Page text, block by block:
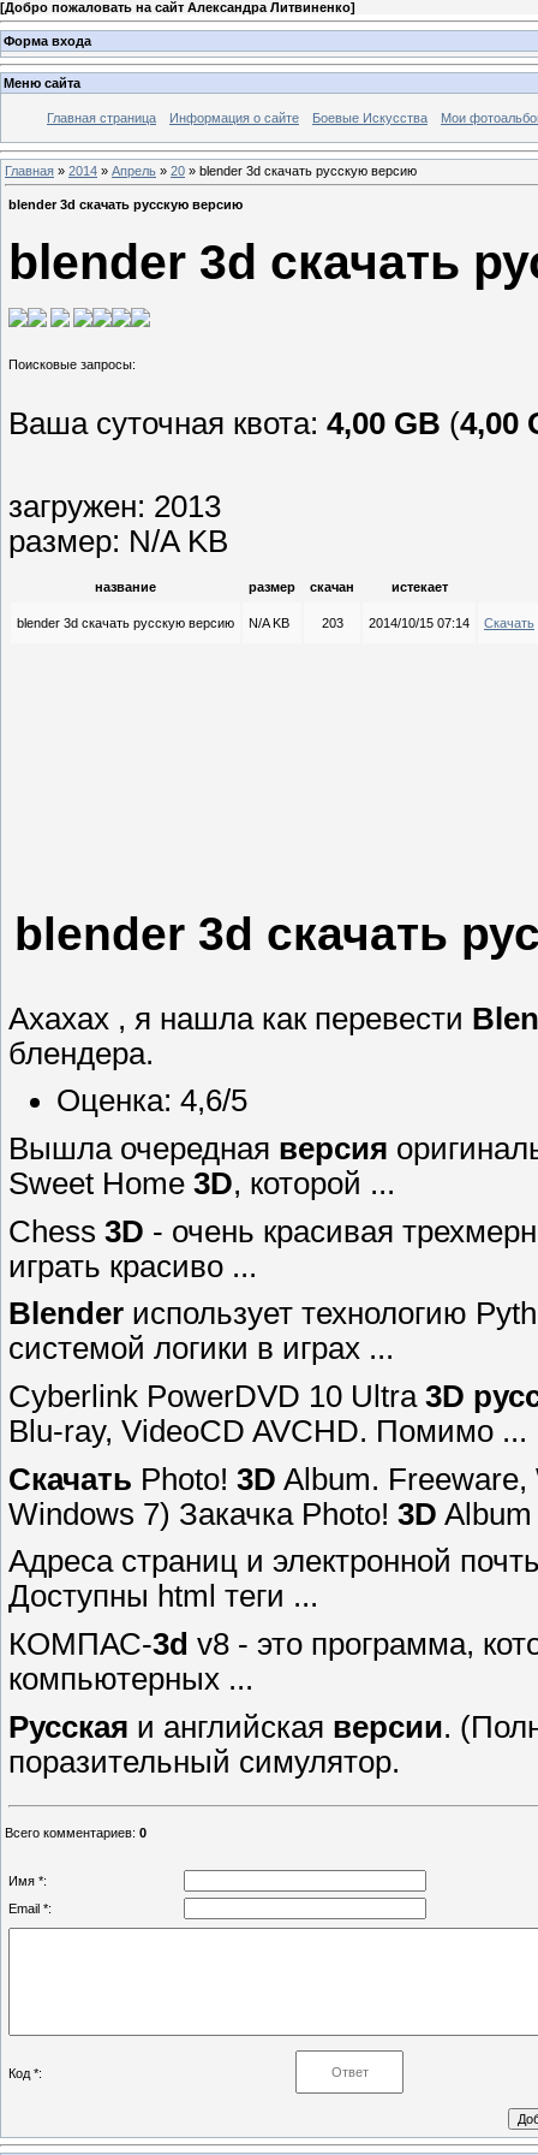
[Добро пожаловать на сайт Александра Литвиненко]
Форма входа
Меню сайта
Главная страница Информация о сайте Боевые Искусства Мои
Главная » 2014 » Апрель » 20 » blender 3d скачать русскую версию
blender 3d скачать русскую версию
blender 3d скачать
Ваша суточная квота: 4,00 GB (4,00
загружен: 2013
размер: N/A KB
название размер скачан истекает
blender 3d скачать русскую версию N/A KB 203 2014/10/15 07:14 Скачать
blender 3d скачать
Ахахах , я нашла как перевести
блендера.
Оценка: 4,6/5
Вышла очередная версия
Sweet Home 3D, которой ...
Chess 3D - очень красивая
играть красиво ...
Blender использует технологию
системой логики в играх ...
Cyberlink PowerDVD 10 Ultra 3D
Blu-ray, VideoCD AVCHD. Помимо ...
Скачать Photo! 3D Album. Freeware,
Windows 7) Закачка Photo! 3D Album
Адреса страниц и электронной
Доступны html теги ...
КОМПАС-3d v8 - это программа,
компьютерных ...
Русская и английская версии.
поразительный симулятор.
Всего комментариев: 0
Имя *:
Email *:
Код *: